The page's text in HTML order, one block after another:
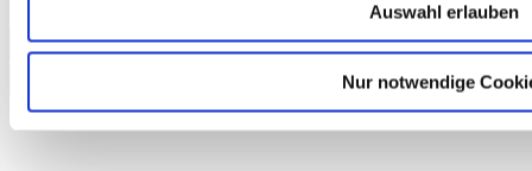
Auswahl erlauben
Nur notwendige
In den Warenkorb